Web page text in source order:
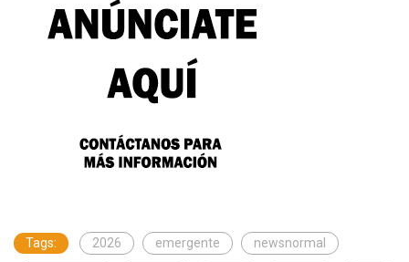
Tags: 2026 emergente newsnormal